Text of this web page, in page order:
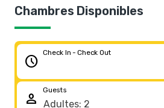
Chambres Disponibles
schedule
Check In - Check Out
person
Guests